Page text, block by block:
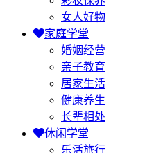
女人好物
家庭学堂
婚姻经营
亲子教育
居家生活
健康养生
长辈相处
休闲学堂
乐活旅行